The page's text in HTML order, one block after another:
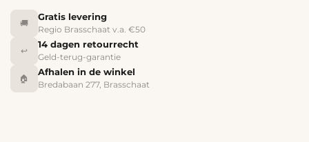
🚚
Gratis levering
Regio Brasschaat v.a. €50
↩️
14 dagen retourrecht
Geld-terug-garantie
🏠
Afhalen in de winkel
Bredabaan 277, Brasschaat